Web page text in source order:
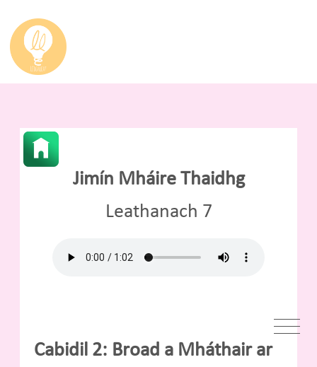
Jimín Mháire Thaidhg
Leathanach 7
Cabidil 2: Broad a Mháthair ar